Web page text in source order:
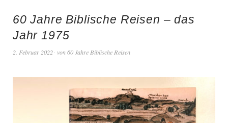
60 Jahre Biblische Reisen – das
Jahr 1975
2. Februar 2022 von 60 Jahre Biblische Reisen